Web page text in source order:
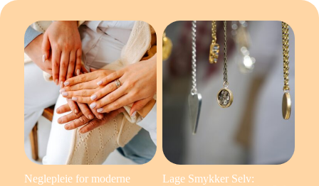
Neglepleie for moderne
Lage Smykker Selv: